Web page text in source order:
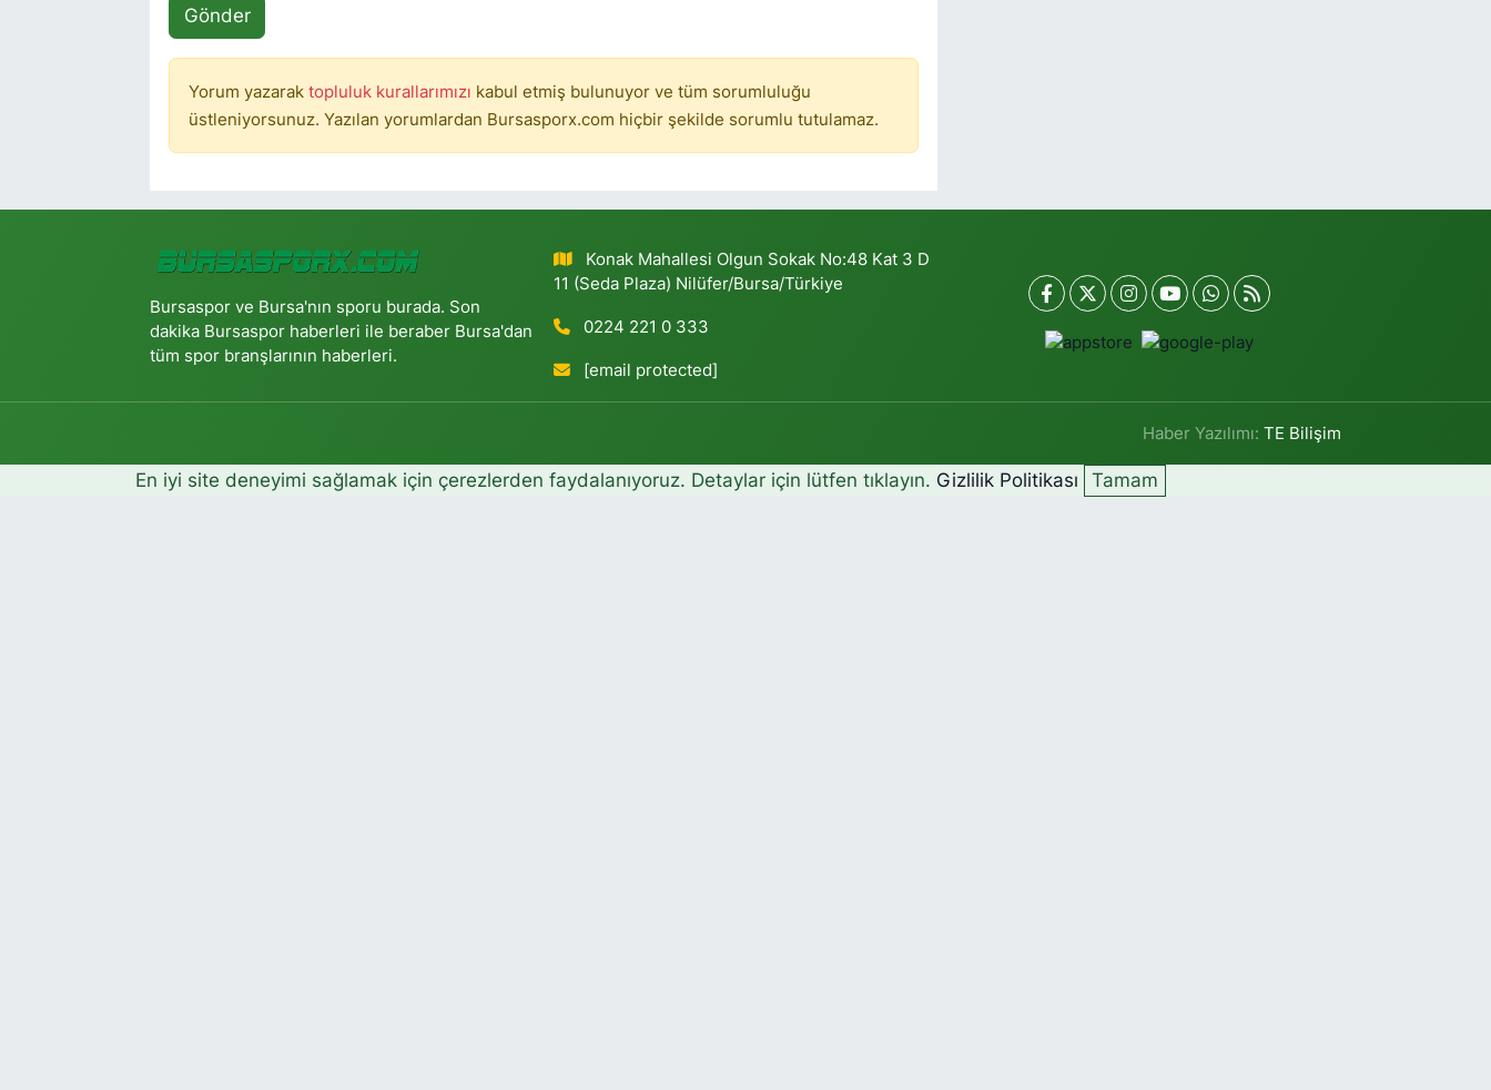
Gönder
Yorum yazarak topluluk kurallarımızı kabul etmiş bulunuyor ve tüm sorumluluğu
üstleniyorsunuz. Yazılan yorumlardan Bursasporx.com hiçbir şekilde sorumlu tutulamaz.
Bursaspor ve Bursa'nın sporu burada. Son
dakika Bursaspor haberleri ile beraber Bursa'dan
tüm spor branşlarının haberleri.
Konak Mahallesi Olgun Sokak No:48 Kat 3 D
11 (Seda Plaza) Nilüfer/Bursa/Türkiye
0224 221 0 333
[email protected]
Haber Yazılımı:TE Bilişim
En iyi site deneyimi sağlamak için çerezlerden faydalanıyoruz. Detaylar için lütfen tıklayın. Gizlilik Politikası Tamam